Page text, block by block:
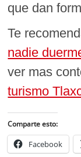
que dan
Te
nadie
ver mas
turismo
Comparte esto:
Facebook